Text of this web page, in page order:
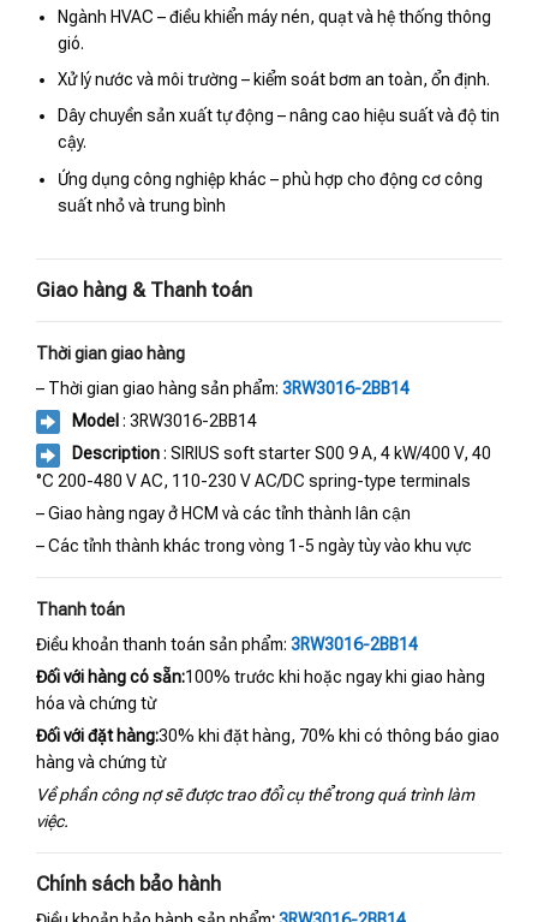
Ngành HVAC – điều khiển máy nén, quạt và hệ thống thông
gió.
Xử lý nước và môi trường – kiểm soát bơm an toàn, ổn định.
Dây chuyền sản xuất tự động – nâng cao hiệu suất và độ tin
cậy.
Ứng dụng công nghiệp khác – phù hợp cho động cơ công
suất nhỏ và trung bình
Giao hàng & Thanh toán
Thời gian giao hàng
– Thời gian giao hàng sản phẩm: 3RW3016-2BB14
Model : 3RW3016-2BB14
Description: SIRIUS soft starter S00 9 A, 4 kW/400 V, 40
°C 200-480 V AC, 110-230 V AC/DC spring-type terminals
– Giao hàng ngay ở HCM và các tỉnh thành lân cận
– Các tỉnh thành khác trong vòng 1-5 ngày tùy vào khu vực
Thanh toán
Điều khoản thanh toán sản phẩm: 3RW3016-2BB14
Đối với hàng có sẵn:100% trước khi hoặc ngay khi giao hàng
hóa và chứng từ
Đối với đặt hàng:30% khi đặt hàng, 70% khi có thông báo giao
hàng và chứng từ
Về phần công nợ sẽ được trao đổi cụ thể trong quá trình làm
việc.
Chính sách bảo hành